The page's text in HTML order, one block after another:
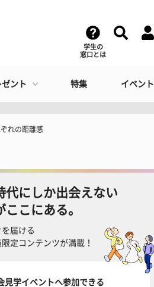
学生の
窓口とは
ント 特集 イベント
れの距離感
代にしか出会えない
ここにある。
届ける
定コンテンツが満載！
見学イベントへ参加できる